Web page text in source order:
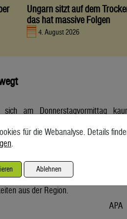
Ungarn sitzt auf dem
das hat massive Folgen
4. August 2026
am Donnerstagvormittag
mit Lieferung Oktober kostete
und damit 0,4 Prozent mehr als am
ist er am Dienstag wegen der Hoffnung
Krieg gesunken. Seitdem warten
aus der Region.
APA
für die Webanalyse. Details
.
Ablehnen